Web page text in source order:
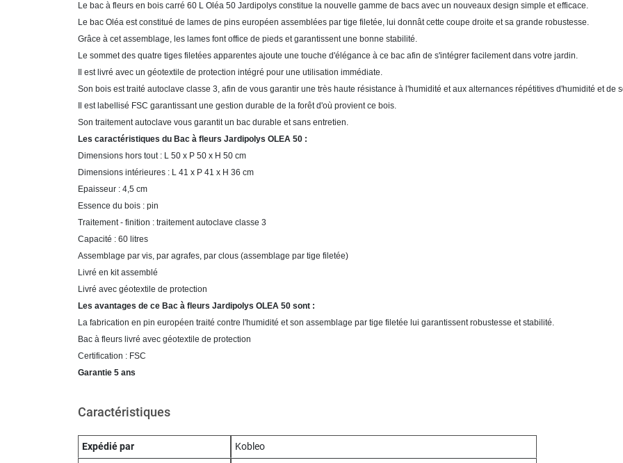
Le bac à fleurs en bois carré 60 L Oléa 50 Jardipolys constitue la nouvelle gamme de bacs avec un nouveaux design simple et efficace.
Le bac Oléa est constitué de lames de pins européen assemblées par tige filetée, lui donnât cette coupe droite et sa grande robustesse.
Grâce à cet assemblage, les lames font office de pieds et garantissent une bonne stabilité.
Le sommet des quatre tiges filetées apparentes ajoute une touche d'élégance à ce bac afin de s'intégrer facilement dans votre jardin.
Il est livré avec un géotextile de protection intégré pour une utilisation immédiate.
Son bois est traité autoclave classe 3, afin de vous garantir une très haute résistance à l'humidité et aux alternances répétitives d'humidité et de
Il est labellisé FSC garantissant une gestion durable de la forêt d'où provient ce bois.
Son traitement autoclave vous garantit un bac durable et sans entretien.
Les caractéristiques du Bac à fleurs Jardipolys OLEA 50 :
Dimensions hors tout : L 50 x P 50 x H 50 cm
Dimensions intérieures : L 41 x P 41 x H 36 cm
Epaisseur : 4,5 cm
Essence du bois : pin
Traitement - finition : traitement autoclave classe 3
Capacité : 60 litres
Assemblage par vis, par agrafes, par clous (assemblage par tige filetée)
Livré en kit assemblé
Livré avec géotextile de protection
Les avantages de ce Bac à fleurs Jardipolys OLEA 50 sont :
La fabrication en pin européen traité contre l'humidité et son assemblage par tige filetée lui garantissent robustesse et stabilité.
Bac à fleurs livré avec géotextile de protection
Certification : FSC
Garantie 5 ans
Caractéristiques
Expédié par
Kobleo